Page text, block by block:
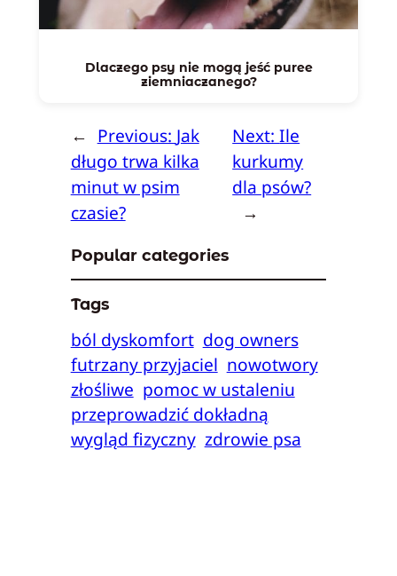
Dlaczego psy nie mogą jeść puree
ziemniaczanego?
← Previous: Jak
długo trwa kilka
minut w psim
czasie?
Next:Ile
kurkumy
dla psów?
→
Popular categories
Tags
ból dyskomfort dog owners
futrzany przyjaciel nowotwory
złośliwe pomoc w ustaleniu
przeprowadzić dokładną
wygląd fizyczny zdrowie psa